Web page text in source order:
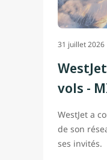
31 juillet 2026
vols -
WestJet a
de son
ses invités.